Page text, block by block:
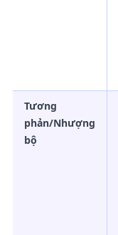
Tương
phản/Nhượng
bộ